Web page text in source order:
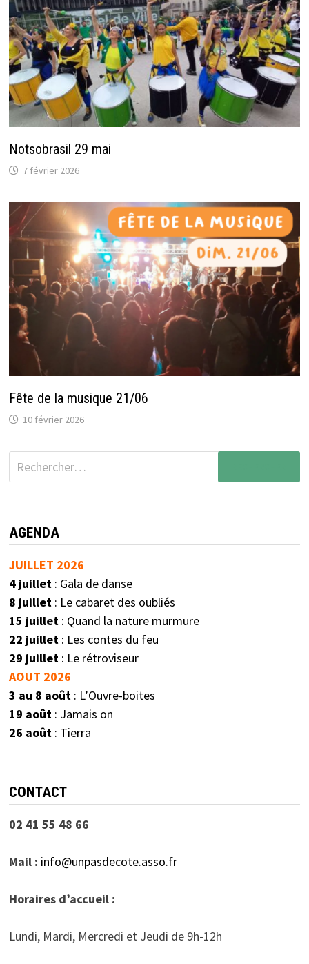
Notsobrasil 29 mai
7 février 2026
Fête de la musique 21/06
10 février 2026
AGENDA
JUILLET 2026
4 juillet: Gala de danse
8 juillet: Le cabaret des oubliés
15 juillet: Quand la nature murmure
22 juillet: Les contes du feu
29 juillet: Le rétroviseur
AOUT 2026
3 au 8 août: L’Ouvre-boites
19 août: Jamais on
26 août: Tierra
CONTACT
02 41 55 48 66
Mail : info@unpasdecote.asso.fr
Horaires d’accueil :
Lundi, Mardi, Mercredi et Jeudi de 9h-12h